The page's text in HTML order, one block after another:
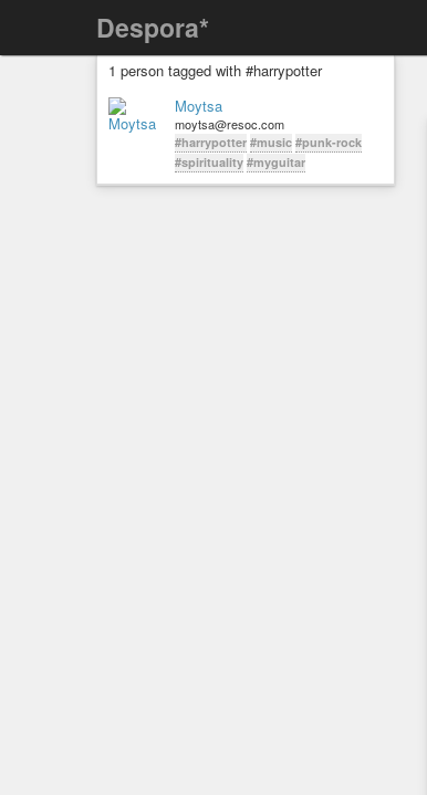
Despora*
1 person tagged with #harrypotter
Moytsa
moytsa@resoc.com
#harrypotter #music #punk-rock
#spirituality #myguitar